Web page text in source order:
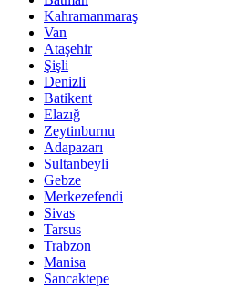
Kahramanmaraş
Van
Ataşehir
Şişli
Denizli
Batikent
Elazığ
Zeytinburnu
Adapazarı
Sultanbeyli
Gebze
Merkezefendi
Sivas
Tarsus
Trabzon
Manisa
Sancaktepe